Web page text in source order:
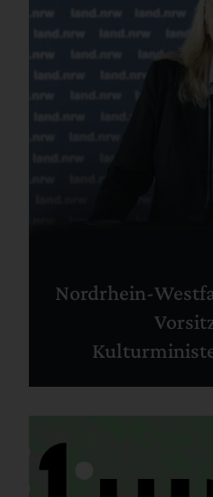
Nordrhein-